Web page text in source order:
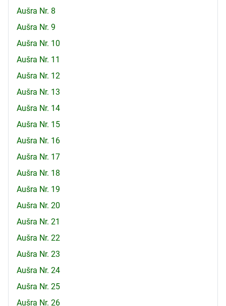
Aušra Nr. 8
Aušra Nr. 9
Aušra Nr. 10
Aušra Nr. 11
Aušra Nr. 12
Aušra Nr. 13
Aušra Nr. 14
Aušra Nr. 15
Aušra Nr. 16
Aušra Nr. 17
Aušra Nr. 18
Aušra Nr. 19
Aušra Nr. 20
Aušra Nr. 21
Aušra Nr. 22
Aušra Nr. 23
Aušra Nr. 24
Aušra Nr. 25
Aušra Nr. 26